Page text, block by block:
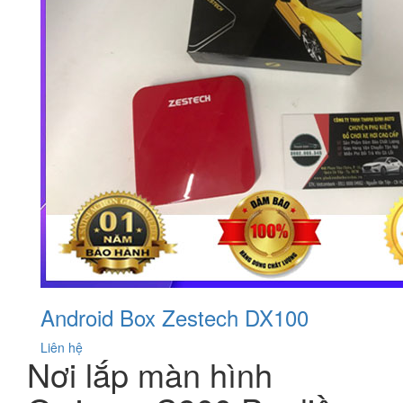
Android Box Zestech DX100
Liên hệ
Nơi lắp màn hình